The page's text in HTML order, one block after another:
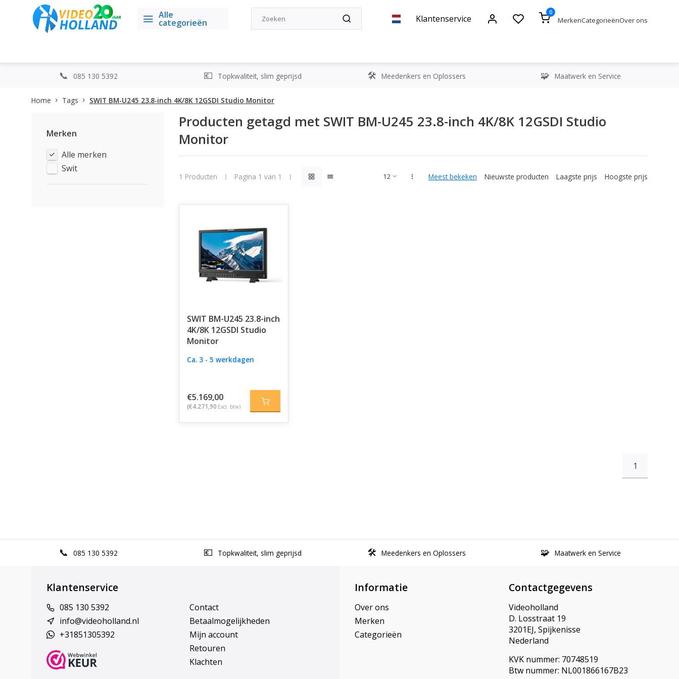
Alle
categorieën Klantenservice
0
MerkenCategorieënOver ons
085 130 5392 Topkwaliteit, slim geprijsd Meedenkers en Oplossers Maatwerk en Service
Home Tags SWIT BM-U245 23.8-inch 4K/8K 12GSDI Studio Monitor
Merken
Alle merken
Swit
Producten getagd met SWIT BM-U245 23.8-inch 4K/8K 12GSDI Studio
Monitor
1 Producten Pagina 1 van 1 Meest bekeken Nieuwste producten Laagste prijs Hoogste prijs
SWIT BM-U245 23.8-inch
4K/8K 12GSDI Studio
Monitor
Ca. 3 - 5 werkdagen
€5.169,00
(€4.271,90 Excl. btw)
1
085 130 5392 Topkwaliteit, slim geprijsd Meedenkers en Oplossers Maatwerk en Service
Klantenservice
085 130 5392
info@videoholland.nl
+31851305392
Contact
Betaalmogelijkheden
Mijn account
Retouren
Klachten
Informatie
Over ons
Merken
Categorieën
Contactgegevens
Videoholland
D. Losstraat 19
3201EJ, Spijkenisse
Nederland
KVK nummer: 70748519
Btw nummer: NL001866167B23